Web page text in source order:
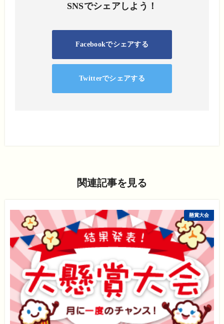
SNSでシェアしよう！
Facebookでシェアする
Twitterでシェアする
関連記事を見る
懸賞大会